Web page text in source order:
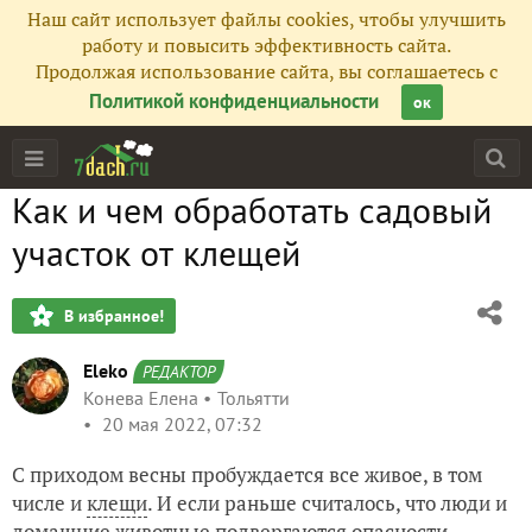
Наш сайт использует файлы cookies, чтобы улучшить
работу и повысить эффективность сайта.
Продолжая использование сайта, вы соглашаетесь с
Политикой конфиденциальности
ок
Как и чем обработать садовый
участок от клещей
В избранное!
Eleko РЕДАКТОР
Конева Елена
Тольятти
20 мая 2022, 07:32
С приходом весны пробуждается все живое, в том
числе иклещи. И если раньше считалось, что люди и